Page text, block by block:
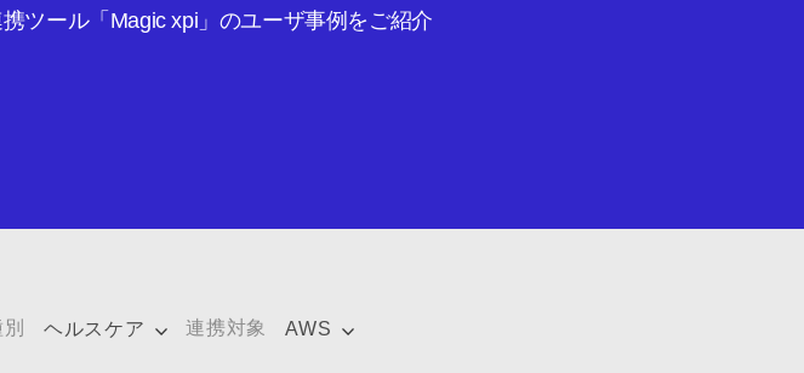
ツール「Magic xpi」のユーザ事例をご紹介
ヘルスケア 連携対象 AWS